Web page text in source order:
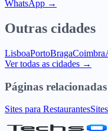
WhatsApp →
Outras cidades
LisboaPortoBragaCoimbra
Ver todas as cidades →
Páginas relacionadas
Sites para Restaurantes